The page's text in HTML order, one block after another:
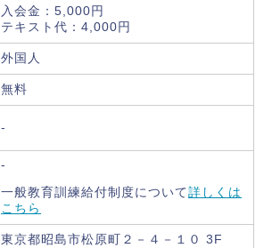
入会金：5,000円
テキスト代：4,000円
外国人
無料
-
-
一般教育訓練給付制度について 詳しくは
こちら
東京都昭島市松原町２－４－１０ 3F